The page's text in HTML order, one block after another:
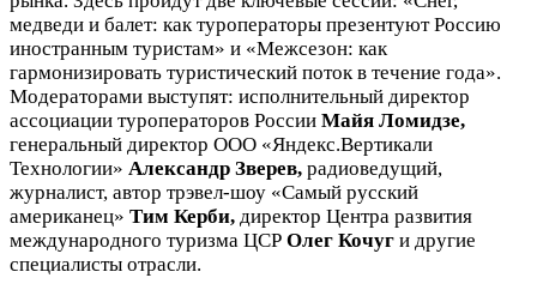
медведи и балет: как туроператоры презентуют Россию
иностранным туристам» и «Межсезон: как
гармонизировать туристический поток в течение года».
Модераторами выступят: исполнительный директор
ассоциации туроператоров России Майя Ломидзе,
генеральный директор ООО «Яндекс.Вертикали
Технологии» Александр Зверев, радиоведущий,
журналист, автор трэвел-шоу «Самый русский
американец» Тим Керби, директор Центра развития
международного туризма ЦСР Олег Кочуг и другие
специалисты отрасли.